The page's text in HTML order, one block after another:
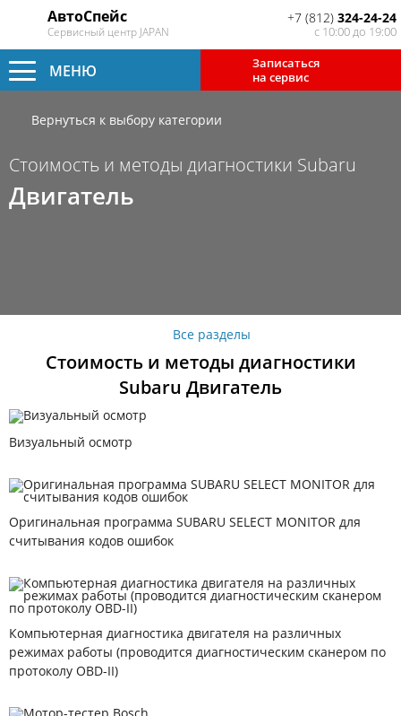
АвтоСпейс
Сервисный центр JAPAN
+7 (812) 324-24-24
с 10:00 до 19:00
Записаться
на сервис
МЕНЮ
Вернуться к выбору категории
Стоимость и методы диагностики Subaru
Двигатель
Все разделы
Стоимость и методы диагностики
Subaru Двигатель
Визуальный осмотр
Оригинальная программа SUBARU SELECT MONITOR для
считывания кодов ошибок
Компьютерная диагностика двигателя на различных
режимах работы (проводится диагностическим сканером по
протоколу OBD-II)